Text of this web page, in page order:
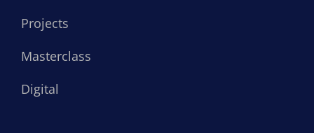
Projects
Masterclass
Digital